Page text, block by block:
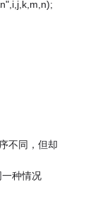
不同，但却
种情况